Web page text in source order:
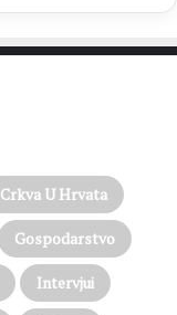
Crkva U Hrvata
Gospodarstvo
Intervjui